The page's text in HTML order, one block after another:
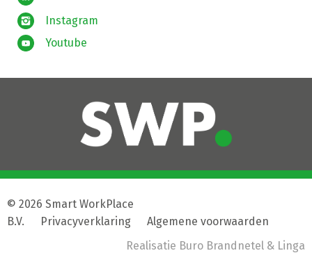
Instagram
Youtube
© 2026 Smart WorkPlace
B.V.
Privacyverklaring
Algemene voorwaarden
Realisatie Buro Brandnetel & Linga